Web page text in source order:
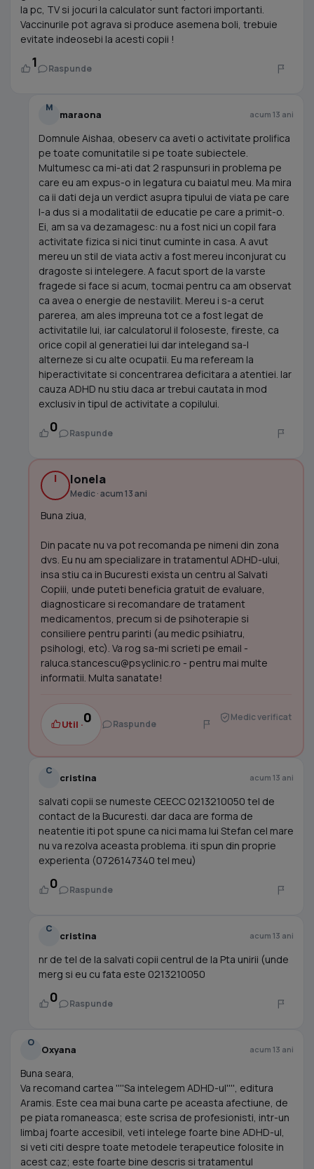
la pc, TV si jocuri la calculator sunt factori importanti.
Vaccinurile pot agrava si produce asemena boli, trebuie
evitate indeosebi la acesti copii !
1 Raspunde
M
maraona acum 13 ani
Domnule Aishaa, obeserv ca aveti o activitate prolifica
pe toate comunitatile si pe toate subiectele.
Multumesc ca mi-ati dat 2 raspunsuri in problema pe
care eu am expus-o in legatura cu baiatul meu. Ma mira
ca ii dati deja un verdict asupra tipului de viata pe care
l-a dus si a modalitatii de educatie pe care a primit-o.
Ei, am sa va dezamagesc: nu a fost nici un copil fara
activitate fizica si nici tinut cuminte in casa. A avut
mereu un stil de viata activ a fost mereu inconjurat cu
dragoste si intelegere. A facut sport de la varste
fragede si face si acum, tocmai pentru ca am observat
ca avea o energie de nestavilit. Mereu i s-a cerut
parerea, am ales impreuna tot ce a fost legat de
activitatile lui, iar calculatorul il foloseste, fireste, ca
orice copil al generatiei lui dar intelegand sa-l
alterneze si cu alte ocupatii. Eu ma refeream la
hiperactivitate si concentrarea deficitara a atentiei. Iar
cauza ADHD nu stiu daca ar trebui cautata in mod
exclusiv in tipul de activitate a copilului.
0 Raspunde
I Ionela
Medic · acum 13 ani
Buna ziua,
Din pacate nu va pot recomanda pe nimeni din zona
dvs. Eu nu am specializare in tratamentul ADHD-ului,
insa stiu ca in Bucuresti exista un centru al Salvati
Copiii, unde puteti beneficia gratuit de evaluare,
diagnosticare si recomandare de tratament
medicamentos, precum si de psihoterapie si
consiliere pentru parinti (au medic psihiatru,
psihologi, etc). Va rog sa-mi scrieti pe email -
raluca.stancescu@psyclinic.ro - pentru mai multe
informatii. Multa sanatate!
Util ·0 Raspunde
Medic verificat
C
cristina acum 13 ani
salvati copii se numeste CEECC 0213210050 tel de
contact de la Bucuresti. dar daca are forma de
neatentie iti pot spune ca nici mama lui Stefan cel mare
nu va rezolva aceasta problema. iti spun din proprie
experienta (0726147340 tel meu)
0 Raspunde
C
cristina acum 13 ani
nr de tel de la salvati copii centrul de la Pta unirii (unde
merg si eu cu fata este 0213210050
0 Raspunde
O
Oxyana acum 13 ani
Buna seara,
Va recomand cartea ''''Sa intelegem ADHD-ul'''', editura
Aramis. Este cea mai buna carte pe aceasta afectiune, de
pe piata romaneasca; este scrisa de profesionisti, intr-un
limbaj foarte accesibil, veti intelege foarte bine ADHD-ul,
si veti citi despre toate metodele terapeutice folosite in
acest caz; este foarte bine descris si tratamentul